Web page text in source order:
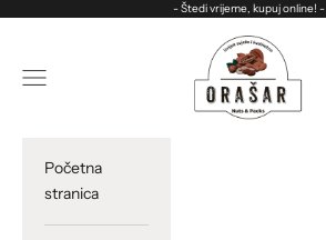
- Štedi vrijeme, kupuj online! -
ORASAR
Open navigation menu
Početna
stranica